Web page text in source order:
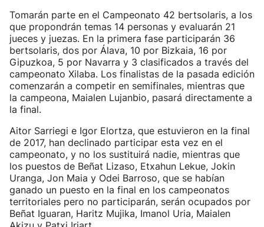
Tomarán parte en el Campeonato 42 bertsolaris, a los
que propondrán temas 14 personas y evaluarán 21
jueces y juezas. En la primera fase participarán 36
bertsolaris, dos por Álava, 10 por Bizkaia, 16 por
Gipuzkoa, 5 por Navarra y 3 clasificados a través del
campeonato Xilaba. Los finalistas de la pasada edición
comenzarán a competir en semifinales, mientras que
la campeona, Maialen Lujanbio, pasará directamente a
la final.
Aitor Sarriegi e Igor Elortza, que estuvieron en la final
de 2017, han declinado participar esta vez en el
campeonato, y no los sustituirá nadie, mientras que
los puestos de Beñat Lizaso, Etxahun Lekue, Jokin
Uranga, Jon Maia y Odei Barroso, que se habían
ganado un puesto en la final en los campeonatos
territoriales pero no participarán, serán ocupados por
Beñat Iguaran, Haritz Mujika, Imanol Uria, Maialen